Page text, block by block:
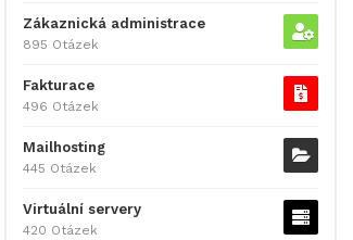
Zákaznická administrace
895 Otázek
Fakturace
496 Otázek
Mailhosting
445 Otázek
Virtuální servery
420 Otázek